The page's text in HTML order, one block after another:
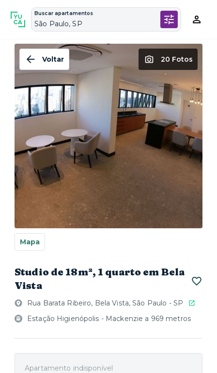
Buscar apartamentos
São Paulo, SP
Voltar 20 Fotos
Mapa
Studio de 18m², 1 quarto em Bela
Vista
Rua Barata Ribeiro, Bela Vista, São Paulo - SP
Estação Higienópolis - Mackenzie a 969 metros
Apartamento indisponível